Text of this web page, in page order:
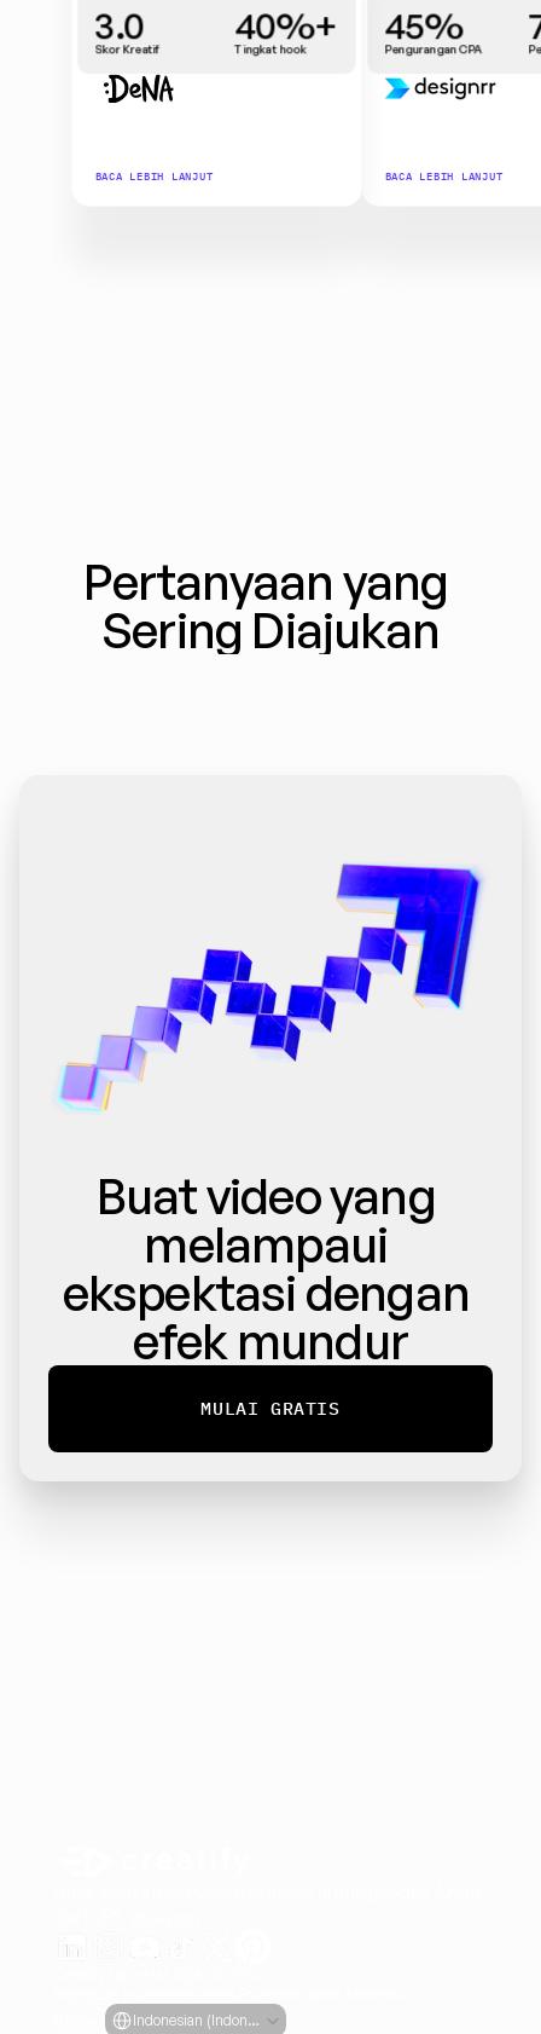
45%
Pengurangan CPA
BACA LEBIH LANJUT
3.0
Skor Kreatif
40%+
Tingkat hook
BACA LEBIH LANJUT
Pertanyaan yang
Sering Diajukan
Buat video yang
melampaui
ekspektasi dengan
efek mundur
MULAI GRATIS
Select Language Indonesian (Indonesia)